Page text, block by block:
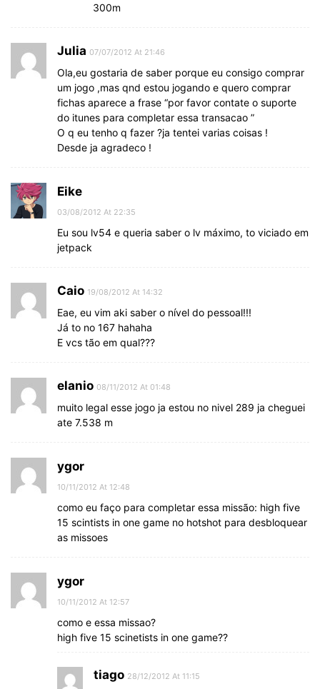
300m
Julia 07/07/2012 At 21:46
Ola,eu gostaria de saber porque eu consigo comprar
um jogo ,mas qnd estou jogando e quero comprar
fichas aparece a frase “por favor contate o suporte
do itunes para completar essa transacao ”
O q eu tenho q fazer ?ja tentei varias coisas !
Desde ja agradeco !
Eike
03/08/2012 At 22:35
Eu sou lv54 e queria saber o lv máximo, to viciado em
jetpack
Caio 19/08/2012 At 14:32
Eae, eu vim aki saber o nível do pessoal!!!
Já to no 167 hahaha
E vcs tão em qual???
elanio 08/11/2012 At 01:48
muito legal esse jogo ja estou no nivel 289 ja cheguei
ate 7.538 m
ygor
10/11/2012 At 12:48
como eu faço para completar essa missão: high five
15 scintists in one game no hotshot para desbloquear
as missoes
ygor
10/11/2012 At 12:57
como e essa missao?
high five 15 scinetists in one game??
tiago 28/12/2012 At 11:15